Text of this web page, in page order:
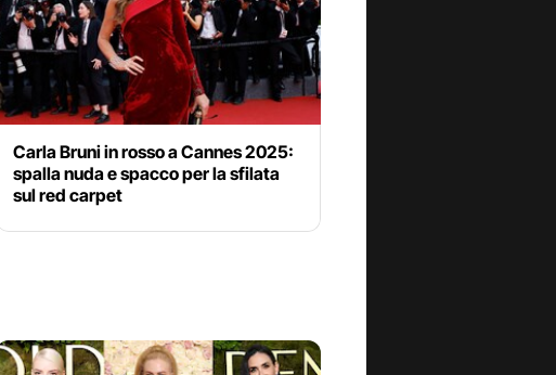
Carla Bruni in rosso a Cannes 2025:
spalla nuda e spacco per la sfilata
sul red carpet